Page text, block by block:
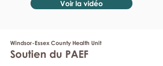
Voir la vidéo
Windsor-Essex County Health Unit
Soutien du PAEF